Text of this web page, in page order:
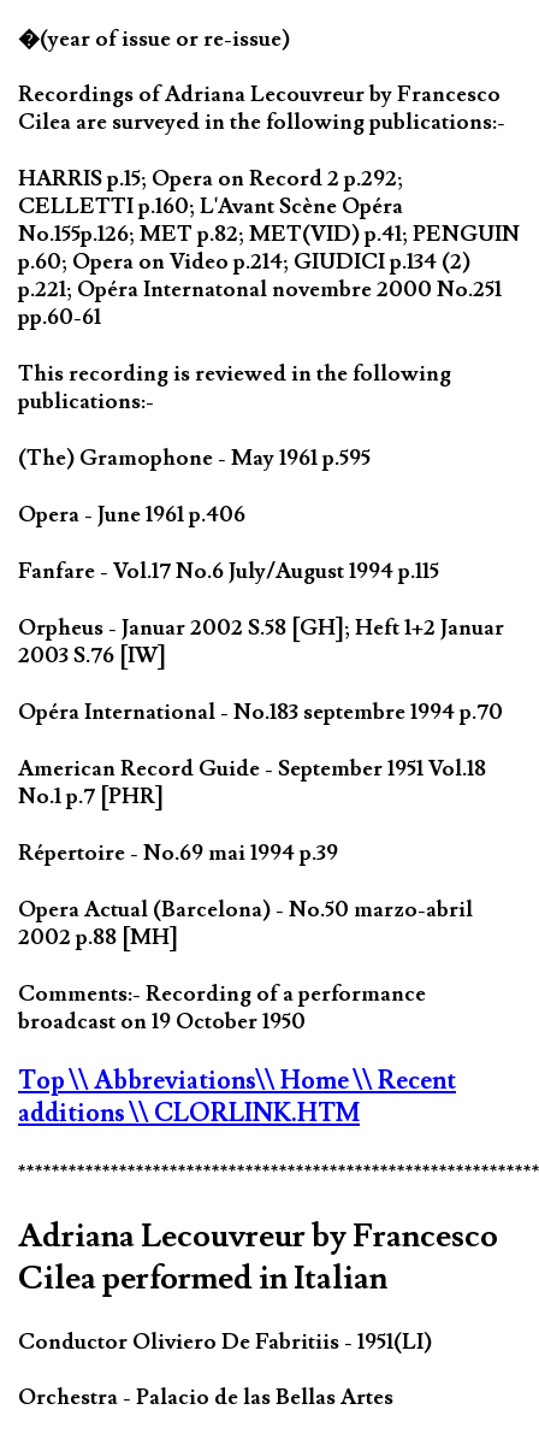
�(year of issue or re-issue)
Recordings of Adriana Lecouvreur by Francesco
Cilea are surveyed in the following publications:-
HARRIS p.15; Opera on Record 2 p.292;
CELLETTI p.160; L'Avant Scène Opéra
No.155p.126; MET p.82; MET(VID) p.41; PENGUIN
p.60; Opera on Video p.214; GIUDICI p.134 (2)
p.221; Opéra Internatonal novembre 2000 No.251
pp.60-61
This recording is reviewed in the following
publications:-
(The) Gramophone - May 1961 p.595
Opera - June 1961 p.406
Fanfare - Vol.17 No.6 July/August 1994 p.115
Orpheus - Januar 2002 S.58 [GH]; Heft 1+2 Januar
2003 S.76 [IW]
Opéra International - No.183 septembre 1994 p.70
American Record Guide - September 1951 Vol.18
No.1 p.7 [PHR]
Répertoire - No.69 mai 1994 p.39
Opera Actual (Barcelona) - No.50 marzo-abril
2002 p.88 [MH]
Comments:- Recording of a performance
broadcast on 19 October 1950
Top\\ Abbreviations\\ Home\\ Recent
additions\\ CLORLINK.HTM
Adriana Lecouvreur by Francesco
Cilea performed in Italian
Conductor Oliviero De Fabritiis - 1951(LI)
Orchestra - Palacio de las Bellas Artes